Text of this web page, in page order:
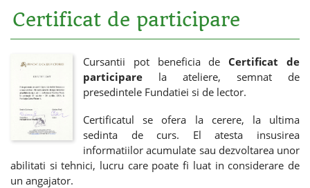
Certificat de participare
Cursantii pot beneficia de Certificat de
participare la ateliere, semnat de
presedintele Fundatiei si de lector.
Certificatul se ofera la cerere, la ultima
sedinta de curs. El atesta insusirea
informatiilor acumulate sau dezvoltarea unor
abilitati si tehnici, lucru care poate fi luat in considerare de
un angajator.